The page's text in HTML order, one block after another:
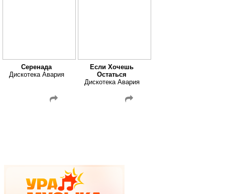
Серенада
Дискотека Авария
Если Хочешь
Остаться
Дискотека Авария